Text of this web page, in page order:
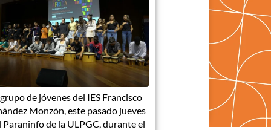
de jóvenes del IES Francisco
Monzón, este pasado jueves
Paraninfo de la ULPGC, durante el